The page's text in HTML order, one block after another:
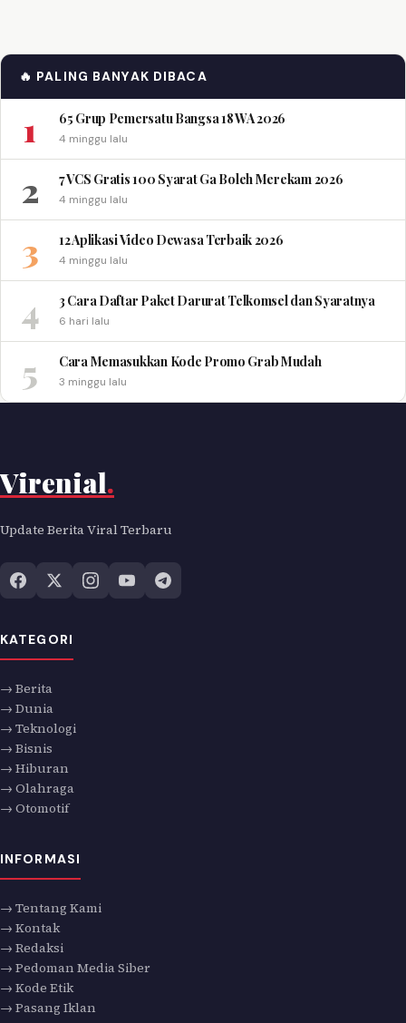
🔥 PALING BANYAK DIBACA
1 65 Grup Pemersatu Bangsa 18 WA 2026
4 minggu lalu
2 7 VCS Gratis 100 Syarat Ga Boleh Merekam 2026
4 minggu lalu
3 12 Aplikasi Video Dewasa Terbaik 2026
4 minggu lalu
4 3 Cara Daftar Paket Darurat Telkomsel dan Syaratnya
6 hari lalu
5 Cara Memasukkan Kode Promo Grab Mudah
3 minggu lalu
Virenial.
Update Berita Viral Terbaru
KATEGORI
→ Berita
→ Dunia
→ Teknologi
→ Bisnis
→ Hiburan
→ Olahraga
→ Otomotif
INFORMASI
→ Tentang Kami
→ Kontak
→ Redaksi
→ Pedoman Media Siber
→ Kode Etik
→ Pasang Iklan